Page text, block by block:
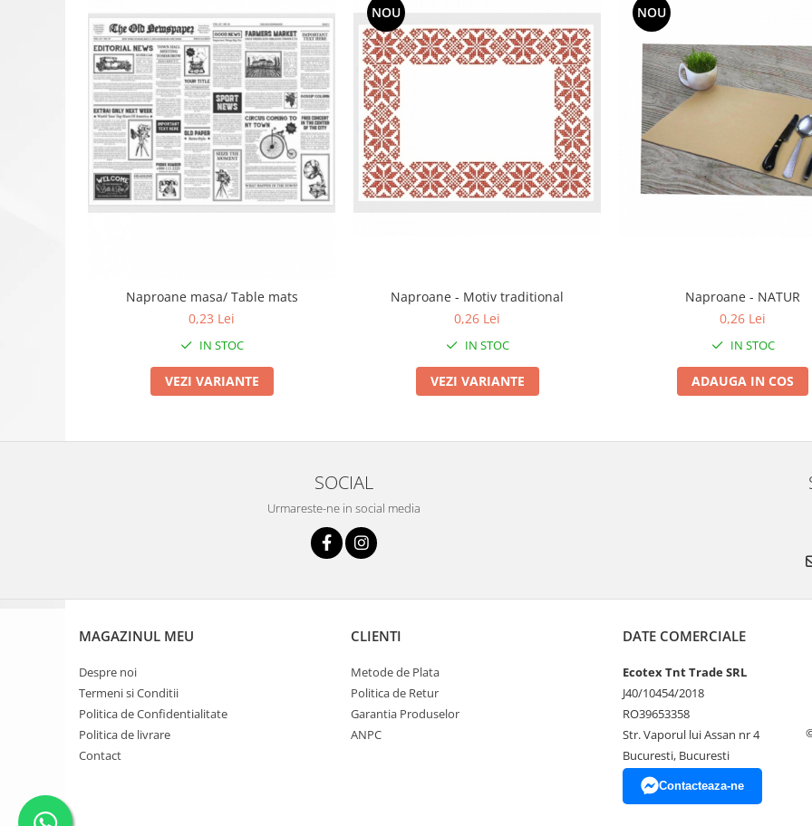
Naproane masa/ Table mats
0,23 Lei
IN STOC
VEZI VARIANTE
NOU
Naproane - Motiv traditional
0,26 Lei
IN STOC
VEZI VARIANTE
NOU
Naproane - NATUR
0,26 Lei
IN STOC
ADAUGA IN COS
SOCIAL
Urmareste-ne in social media
MAGAZINUL MEU
Despre noi
Termeni si Conditii
Politica de Confidentialitate
Politica de livrare
Contact
CLIENTI
Metode de Plata
Politica de Retur
Garantia Produselor
ANPC
DATE COMERCIALE
Ecotex Tnt Trade SRL
J40/10454/2018
RO39653358
Str. Vaporul lui Assan nr 4
Bucuresti, Bucuresti
Contacteaza-ne